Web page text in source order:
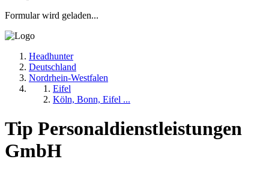
Formular wird geladen...
Headhunter
Deutschland
Nordrhein-Westfalen
Eifel
Köln, Bonn, Eifel ...
Tip Personaldienstleistungen
GmbH